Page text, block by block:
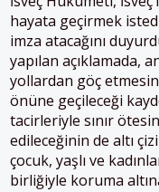
hayata geçirmek
imza atacağını
yapılan açıklamada,
yollardan göç
önüne geçileceği
tacirleriyle sınır
edileceğinin de altı
çocuk, yaşlı ve
birliğiyle koruma